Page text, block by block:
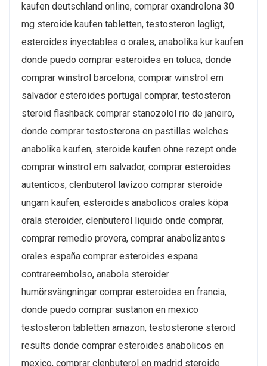
kaufen deutschland online, comprar oxandrolona 30
mg steroide kaufen tabletten, testosteron lagligt,
esteroides inyectables o orales, anabolika kur kaufen
donde puedo comprar esteroides en toluca, donde
comprar winstrol barcelona, comprar winstrol em
salvador esteroides portugal comprar, testosteron
steroid flashback comprar stanozolol rio de janeiro,
donde comprar testosterona en pastillas welches
anabolika kaufen, steroide kaufen ohne rezept onde
comprar winstrol em salvador, comprar esteroides
autenticos, clenbuterol lavizoo comprar steroide
ungarn kaufen, esteroides anabolicos orales köpa
orala steroider, clenbuterol liquido onde comprar,
comprar remedio provera, comprar anabolizantes
orales españa comprar esteroides espana
contrareembolso, anabola steroider
humörsvängningar comprar esteroides en francia,
donde puedo comprar sustanon en mexico
testosteron tabletten amazon, testosterone steroid
results donde comprar esteroides anabolicos en
mexico, comprar clenbuterol en madrid steroide